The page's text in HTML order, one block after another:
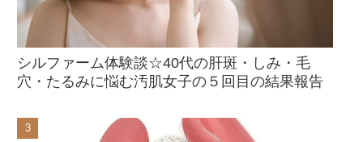
シルファーム体験談☆40代の肝斑・しみ・毛
穴・たるみに悩む汚肌女子の５回目の結果報告